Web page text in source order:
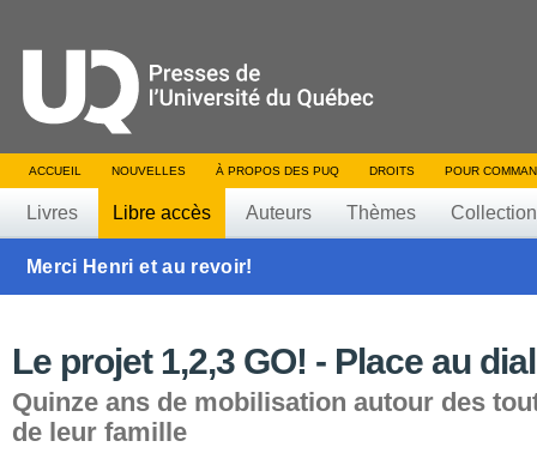
ACCUEIL NOUVELLES À PROPOS DES PUQ DROITS POUR
Livres Libre accès Auteurs Thèmes
Merci Henri et au revoir!
Le projet 1,2,3 GO! - Place au
Quinze ans de mobilisation autour des
de leur famille